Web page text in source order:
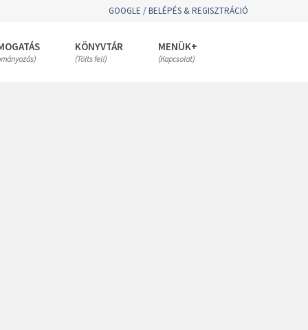
GOOGLE / BELÉPÉS & REGISZTRÁCIÓ
KÖNYVTÁR
(Tölts fel!)
MENÜK+
(Kapcsolat)